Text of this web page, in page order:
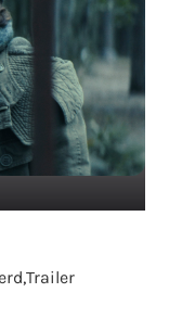
,Trailer